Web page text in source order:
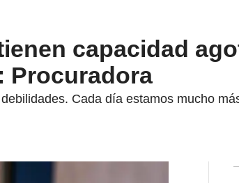
capacidad
Procuradora
Cada día estamos mucho